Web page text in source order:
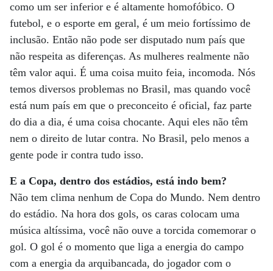
como um ser inferior e é altamente homofóbico. O
futebol, e o esporte em geral, é um meio fortíssimo de
inclusão. Então não pode ser disputado num país que
não respeita as diferenças. As mulheres realmente não
têm valor aqui. É uma coisa muito feia, incomoda. Nós
temos diversos problemas no Brasil, mas quando você
está num país em que o preconceito é oficial, faz parte
do dia a dia, é uma coisa chocante. Aqui eles não têm
nem o direito de lutar contra. No Brasil, pelo menos a
gente pode ir contra tudo isso.
E a Copa, dentro dos estádios, está indo bem?
Não tem clima nenhum de Copa do Mundo. Nem dentro
do estádio. Na hora dos gols, os caras colocam uma
música altíssima, você não ouve a torcida comemorar o
gol. O gol é o momento que liga a energia do campo
com a energia da arquibancada, do jogador com o